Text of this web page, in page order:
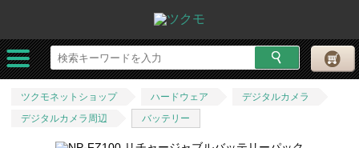
ツクモネットショップ ハードウェア
デジタルカメラ
デジタルカメラ周辺
バッテリー